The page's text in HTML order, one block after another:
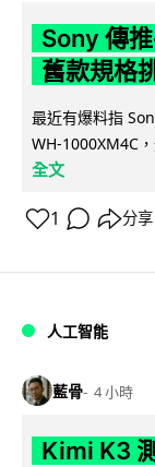
Sony 傳
舊款規格
最近有爆料指
WH-1000XM4C
全文
1 分享
人工智能
藍骨 4 小時
Kimi K3